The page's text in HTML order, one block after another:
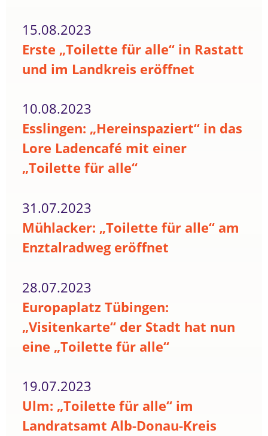
15.08.2023
Erste „Toilette für alle“ in Rastatt
und im Landkreis eröffnet
10.08.2023
Esslingen: „Hereinspaziert“ in das
Lore Ladencafé mit einer
„Toilette für alle“
31.07.2023
Mühlacker: „Toilette für alle“ am
Enztalradweg eröffnet
28.07.2023
Europaplatz Tübingen:
„Visitenkarte“ der Stadt hat nun
eine „Toilette für alle“
19.07.2023
Ulm: „Toilette für alle“ im
Landratsamt Alb-Donau-Kreis